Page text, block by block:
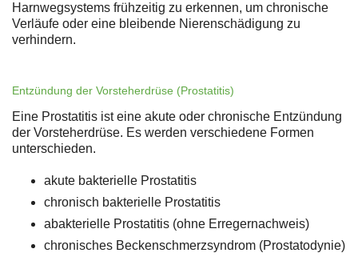
Harnwegsystems frühzeitig zu erkennen, um chronische
Verläufe oder eine bleibende Nierenschädigung zu
verhindern.
Entzündung der Vorsteherdrüse (Prostatitis)
Eine Prostatitis ist eine akute oder chronische Entzündung
der Vorsteherdrüse. Es werden verschiedene Formen
unterschieden.
akute bakterielle Prostatitis
chronisch bakterielle Prostatitis
abakterielle Prostatitis (ohne Erregernachweis)
chronisches Beckenschmerzsyndrom (Prostatodynie)